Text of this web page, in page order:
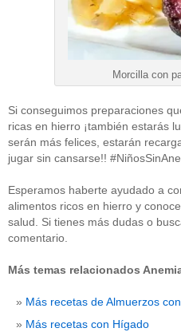
Morcilla con
Si conseguimos preparaciones
ricas en hierro ¡también estarás
serán más felices, estarán
jugar sin cansarse!!
Esperamos haberte ayudado a
alimentos ricos en hierro y
salud. Si tienes más dudas o
comentario.
Más temas relacionados
Más recetas de Almuerzos
Más recetas con Hígado